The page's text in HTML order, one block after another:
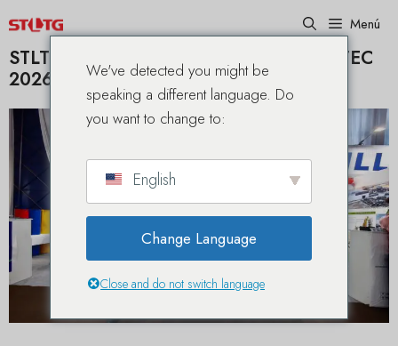
contenido
Menú
STLTG celebra un gran éxito en BATIMATEC
2026 en ArgeliaWe've detected you might be
speaking a different language. Do
you want to change to:
English
Change Language
Close and do not switch language